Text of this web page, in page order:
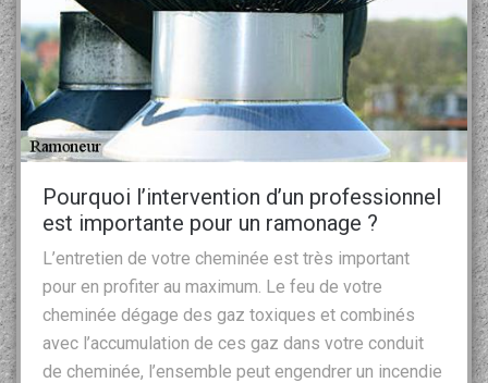
Pourquoi l’intervention d’un professionnel
est importante pour un ramonage ?
L’entretien de votre cheminée est très important
pour en profiter au maximum. Le feu de votre
cheminée dégage des gaz toxiques et combinés
avec l’accumulation de ces gaz dans votre conduit
de cheminée, l’ensemble peut engendrer un incendie